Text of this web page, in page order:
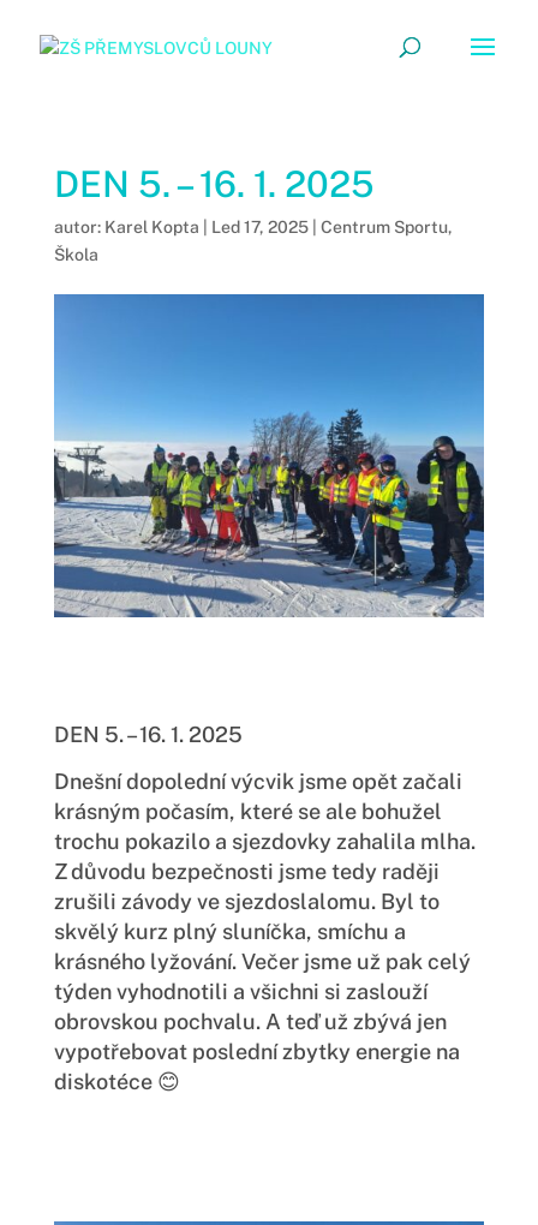
DEN 5. – 16. 1. 2025
autor: Karel Kopta Led 17, 2025| Centrum Sportu,
Škola
DEN 5. – 16. 1. 2025
Dnešní dopolední výcvik jsme opět začali
krásným počasím, které se ale bohužel
trochu pokazilo a sjezdovky zahalila mlha.
Z důvodu bezpečnosti jsme tedy raději
zrušili závody ve sjezdoslalomu. Byl to
skvělý kurz plný sluníčka, smíchu a
krásného lyžování. Večer jsme už pak celý
týden vyhodnotili a všichni si zaslouží
obrovskou pochvalu. A teď už zbývá jen
vypotřebovat poslední zbytky energie na
diskotéce 😊